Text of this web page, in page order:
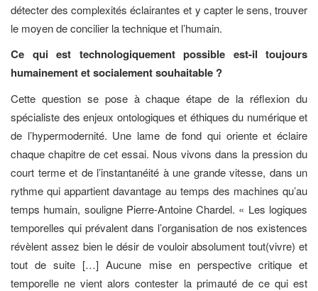
détecter des complexités éclairantes et y capter le sens, trouver
le moyen de concilier la technique et l’humain.
Ce qui est technologiquement possible est-il toujours
humainement et socialement souhaitable ?
Cette question se pose à chaque étape de la réflexion du
spécialiste des enjeux ontologiques et éthiques du numérique et
de l’hypermodernité. Une lame de fond qui oriente et éclaire
chaque chapitre de cet essai. Nous vivons dans la pression du
court terme et de l’instantanéité à une grande vitesse, dans un
rythme qui appartient davantage au temps des machines qu’au
temps humain, souligne Pierre-Antoine Chardel. « Les logiques
temporelles qui prévalent dans l’organisation de nos existences
révèlent assez bien le désir de vouloir absolument tout(vivre) et
tout de suite […] Aucune mise en perspective critique et
temporelle ne vient alors contester la primauté de ce qui est